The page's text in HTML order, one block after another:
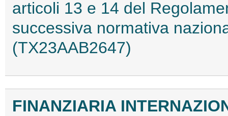
articoli 13 e 14 del
successiva normativa
(TX23AAB2647)
FINANZIARIA